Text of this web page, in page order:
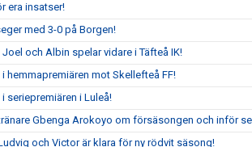
era insatser!
med 3-0 på Borgen!
Joel och Albin spelar vidare i Täfteå IK!
hemmapremiären mot Skellefteå FF!
seriepremiären i Luleå!
Gbenga Arokoyo om försäsongen och inför
och Victor är klara för ny rödvit säsong!